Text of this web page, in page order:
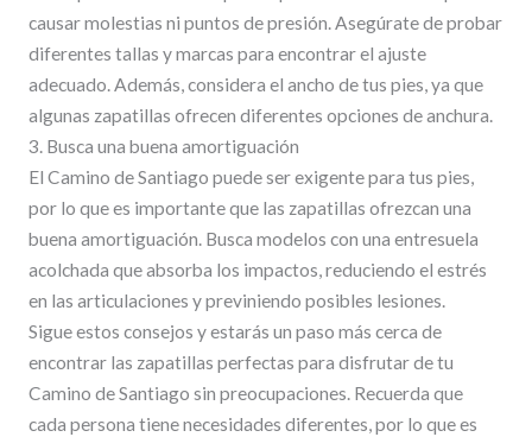
causar molestias ni puntos de presión. Asegúrate de probar
diferentes tallas y marcas para encontrar el ajuste
adecuado. Además, considera el ancho de tus pies, ya que
algunas zapatillas ofrecen diferentes opciones de anchura.
3. Busca una buena amortiguación
El Camino de Santiago puede ser exigente para tus pies,
por lo que es importante que las zapatillas ofrezcan una
buena amortiguación. Busca modelos con una entresuela
acolchada que absorba los impactos, reduciendo el estrés
en las articulaciones y previniendo posibles lesiones.
Sigue estos consejos y estarás un paso más cerca de
encontrar las zapatillas perfectas para disfrutar de tu
Camino de Santiago sin preocupaciones. Recuerda que
cada persona tiene necesidades diferentes, por lo que es